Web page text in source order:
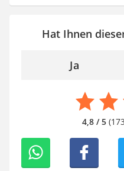
Hat Ihnen
Ja
4,8 / 5